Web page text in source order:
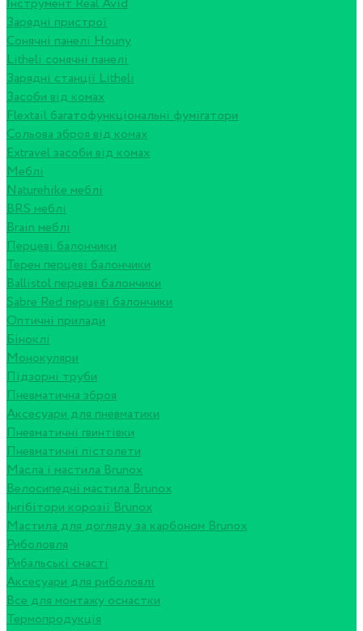
Інструмент Real Avid
Зарядні пристрої
Сонячні панелі Houny
Litheli сонячні панелі
Зарядні станції Litheli
Засоби від комах
Flextail багатофункціональні фумігатори
Сольова зброя від комах
Extravel засоби від комах
Меблі
Naturehike меблі
BRS меблі
Brain меблі
Перцеві балончики
Терен перцеві балончики
Ballistol перцеві балончики
Sabre Red перцеві балончики
Оптичні прилади
Біноклі
Монокуляри
Підзорні труби
Пневматична зброя
Аксесуари для пневматики
Пневматичні гвинтівки
Пневматичні пістолети
Масла і мастила Brunox
Велосипедні мастила Brunox
Інгібітори корозії Brunox
Мастила для догляду за карбоном Brunox
Риболовля
Рибальські снасті
Аксесуари для риболовлі
Все для монтажу оснастки
Термопродукція